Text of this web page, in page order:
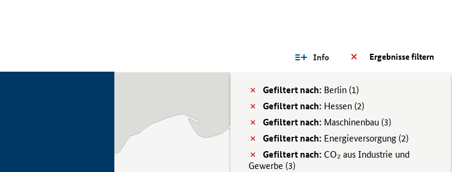
Ergebnisse filtern
Info
Gefiltert nach: Berlin (1)
Gefiltert nach: Hessen (2)
Gefiltert nach: Maschinenbau (3)
Gefiltert nach: Energieversorgung (2)
Gefiltert nach: CO₂ aus Industrie und
Gewerbe (3)